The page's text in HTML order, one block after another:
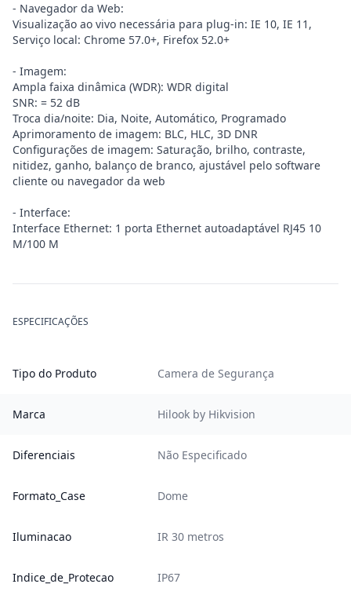
- Navegador da Web:
Visualização ao vivo necessária para plug-in: IE 10, IE 11,
Serviço local: Chrome 57.0+, Firefox 52.0+
- Imagem:
Ampla faixa dinâmica (WDR): WDR digital
SNR: = 52 dB
Troca dia/noite: Dia, Noite, Automático, Programado
Aprimoramento de imagem: BLC, HLC, 3D DNR
Configurações de imagem: Saturação, brilho, contraste,
nitidez, ganho, balanço de branco, ajustável pelo software
cliente ou navegador da web
- Interface:
Interface Ethernet: 1 porta Ethernet autoadaptável RJ45 10
M/100 M
ESPECIFICAÇÕES
Tipo do Produto Camera de Segurança
Marca Hilook by Hikvision
Diferenciais Não Especificado
Formato_Case Dome
Iluminacao IR 30 metros
Indice_de_Protecao IP67